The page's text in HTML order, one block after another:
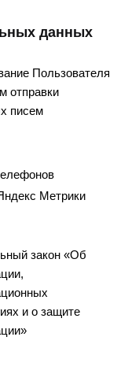
данных
Пользователя
отправки
писем
Метрики
закон «Об
и о защите